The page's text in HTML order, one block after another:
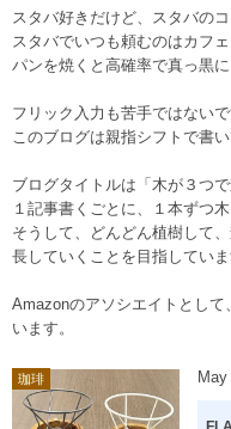
スタバ好きだけど、スタバの
スタバでいつも頼むのはカフェ
パンを焼くと高確率で真っ黒に
フリック入力も苦手ではない
このブログは親指シフトで書い
ブログタイトルは「木が３つで
１記事書くごとに、１本ずつ
そうして、どんどん植樹して
長していくことを目指していま
Amazonのアソシエイトとし
います。
珈琲 May